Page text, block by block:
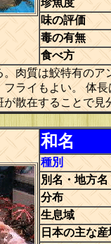
珍魚度
味の評価
毒の有無
食べ方
肉質は鮫特有の
ライもよい。 体
散在することで見
和名
種別
別名・地方名
分布
生息域
日本の主な産